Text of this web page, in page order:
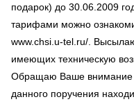
подарок) до 30.06.2009
тарифами можно
www.chsi.u-tel.ru/.
имеющих техническую
Обращаю Ваше внимание
данного поручения